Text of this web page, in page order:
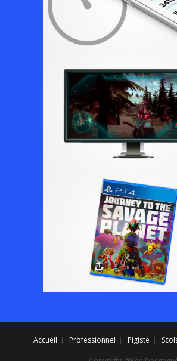
Accueil Professionnel Pigiste